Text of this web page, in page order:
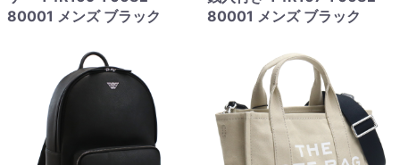
80001 メンズ ブラック
80001 メンズ ブラック